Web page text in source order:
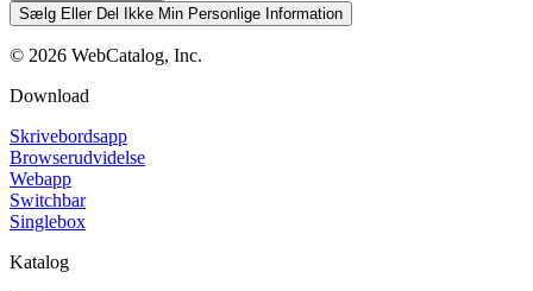
Sælg Eller Del Ikke Min Personlige Information
© 2026 WebCatalog, Inc.
Download
Skrivebordsapp
Browserudvidelse
Webapp
Switchbar
Singlebox
Katalog